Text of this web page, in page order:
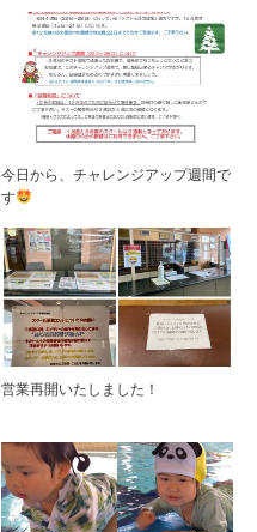
今日から、チャレンジアップ週間で
す
営業再開いたしました！